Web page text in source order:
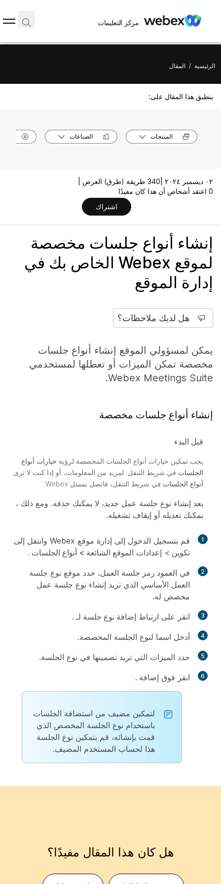
مركز التعليمات
الرئيسية / المقال
ينطبق هذا المقال على:
المنتجات الصناعات
٠٢ ديسمبر ٢٠٢٤ |
340 طريقة (طرق) العرض |
0 اعتقد أشخاص أن هذا كان مفيدًا
اشتراك
إنشاء أنواع جلسات مخصصة
لموقع Webex الخاص بك في
إدارة الموقع
هل لديك ملاحظات؟
يمكن لمسؤولي الموقع إنشاء أنواع جلسات
مخصصة تمكن الميزات أو تعطلها لمستخدمي
Webex Meetings Suite.
إنشاء أنواع جلسات مخصصة
قبل البدء
يجب تمكين خيارات أنواع الجلسات المخصصة لرؤية خيارات أنواع
الجلسات في شريط التنقل. لمزيد من المعلومات، أو إذا كنت لا ترى
أنواع الجلسات في شريط التنقل، فاتصل بممثل Webex.
بعد إنشاء نوع جلسة عمل جديد، لا يمكنك حذفه. ومع ذلك ،
يمكنك تعديله أو إيقاف تشغيله.
1
قم بتسجيل الدخول إلى إدارة موقع Webex وانتقل إلى
تكوين > إعدادات الموقع الشائعة > أنواع الجلسات .
2 في العمود رمز جلسة العمل، حدد موقع نوع جلسة
العمل الأساسي الذي تريد إنشاء نوع جلسة عمل
مخصص له.
3 انقر على ارتباط إضافة نوع جلسة لـ .
4 أدخل اسما لنوع الجلسة المخصصة.
5 حدد الميزات التي تريد تضمينها في نوع الجلسة.
6 انقر فوق إضافة .
لتمكين مضيف من استضافة الجلسات
باستخدام نوع الجلسة المخصص الذي
قمت بإنشائه، قم بتمكين نوع الجلسة
هذا لحساب المستخدم المضيف.
هل كان هذا المقال مفيدًا؟